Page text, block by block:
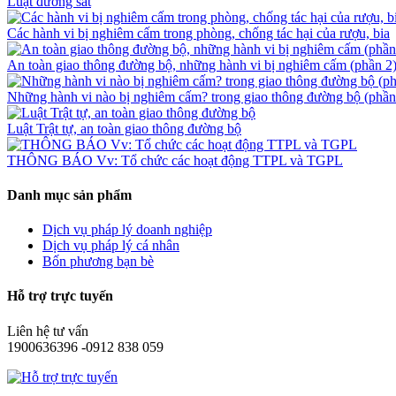
Các hành vi bị nghiêm cấm trong phòng, chống tác hại của rượu, bia
An toàn giao thông đường bộ, những hành vi bị nghiêm cấm (phần 2)
Những hành vi nào bị nghiêm cấm? trong giao thông đường bộ
Luật Trật tự, an toàn giao thông đường bộ
THÔNG BÁO Vv: Tổ chức các hoạt động TTPL và TGPL
Danh mục sản phẩm
Dịch vụ pháp lý doanh nghiệp
Dịch vụ pháp lý cá nhân
Bốn phương bạn bè
Hỗ trợ trực tuyến
Liên hệ tư vấn
1900636396 -0912 838 059